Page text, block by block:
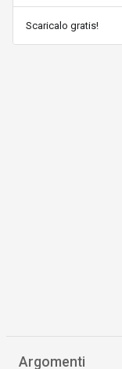
Scaricalo gratis!
Argomenti